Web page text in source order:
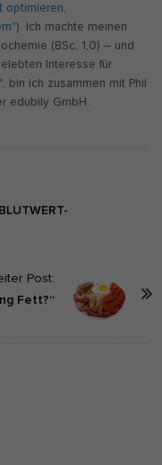
optimieren,
). Ich machte meinen
(BSc, 1,0) – und
Interesse für
bin ich zusammen mit Phil
edubily GmbH.
Post:
Fett?“